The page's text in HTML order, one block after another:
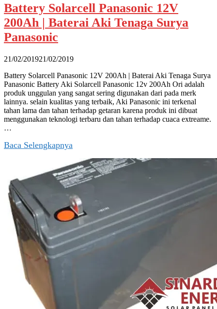
Battery Solarcell Panasonic 12V
200Ah | Baterai Aki Tenaga Surya
Panasonic
21/02/201921/02/2019
Battery Solarcell Panasonic 12V 200Ah | Baterai Aki Tenaga Surya
Panasonic Battery Aki Solarcell Panasonic 12v 200Ah Ori adalah
produk unggulan yang sangat sering digunakan dari pada merk
lainnya. selain kualitas yang terbaik, Aki Panasonic ini terkenal
tahan lama dan tahan terhadap getaran karena produk ini dibuat
menggunakan teknologi terbaru dan tahan terhadap cuaca extreame.
…
Baca Selengkapnya